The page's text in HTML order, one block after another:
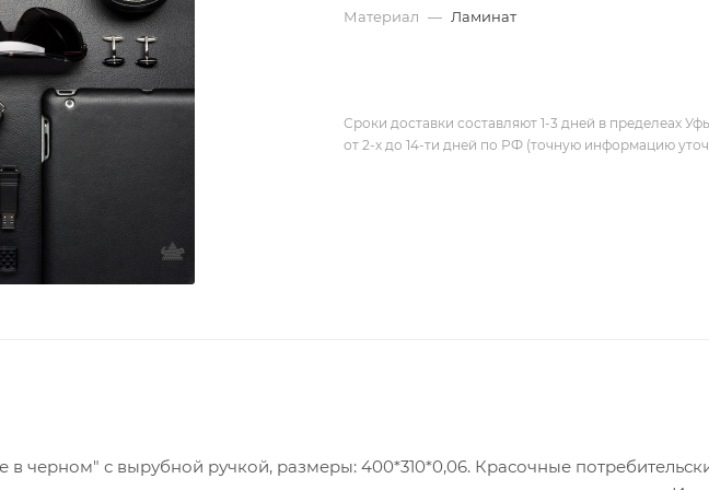
Материал — Ламинат
Сроки доставки составляют 1-3 дней в пределеах
от 2-х до 14-ти дней по РФ (точную информацию
черном" с вырубной ручкой, размеры: 400*310*0,06. Красочные